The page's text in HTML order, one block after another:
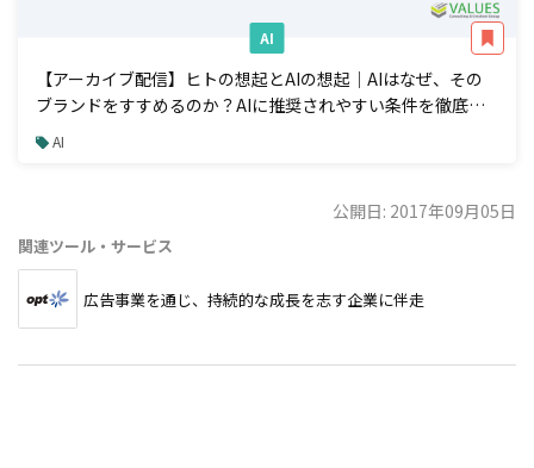
AI
【アーカイブ配信】ヒトの想起とAIの想起｜AIはなぜ、その
ブランドをすすめるのか？AIに推奨されやすい条件を徹底解
説 AI
公開日: 2017年09月05日
関連ツール・サービス
広告事業を通じ、持続的な成長を志す企業に伴走